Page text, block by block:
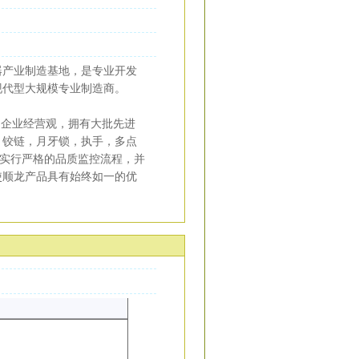
业制造基地，是专业开发
型大规模专业制造商。
业经营观，拥有大批先进
链，月牙锁，执手，多点
行严格的品质监控流程，并
龙产品具有始终如一的优